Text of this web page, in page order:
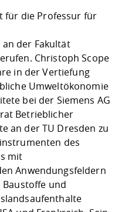
für die Professur für
der Fakultät
Christoph Scope
in der Vertiefung
Umweltökonomie
bei der Siemens AG
Betrieblicher
an der TU Dresden zu
des
mit
Anwendungsfeldern
und